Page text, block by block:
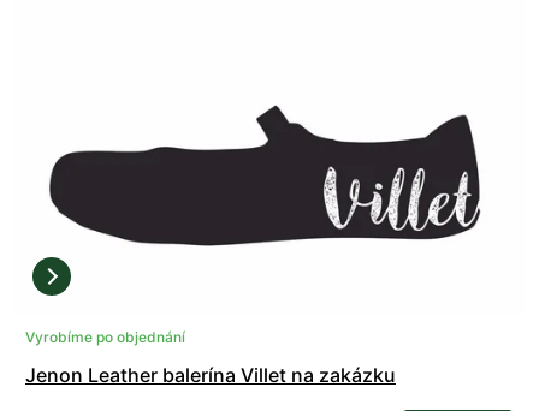
Vyrobíme po objednání
Jenon Leather balerína Villet na zakázku